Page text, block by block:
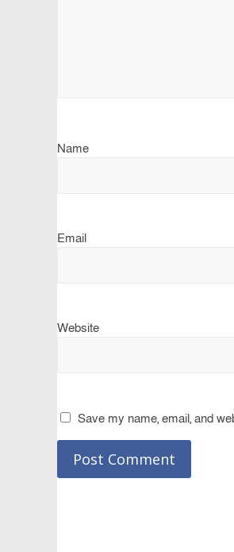
Name
Email
Website
Save my name, email, and